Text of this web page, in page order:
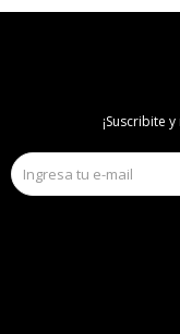
¡Suscribite